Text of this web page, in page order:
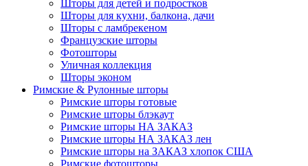
Шторы для детей и подростков
Шторы для кухни, балкона, дачи
Шторы с ламбрекеном
Французские шторы
Фотошторы
Уличная коллекция
Шторы эконом
Римские & Рулонные шторы
Римские шторы готовые
Римские шторы блэкаут
Римские шторы НА ЗАКАЗ
Римские шторы НА ЗАКАЗ лен
Римские шторы на ЗАКАЗ хлопок США
Римские фотошторы